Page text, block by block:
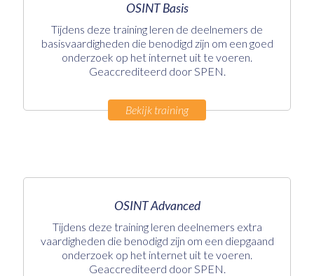
OSINT Basis
Tijdens deze training leren de deelnemers de
basisvaardigheden die benodigd zijn om een goed
onderzoek op het internet uit te voeren.
Geaccrediteerd door SPEN.
Bekijk training
OSINT Advanced
Tijdens deze training leren deelnemers extra
vaardigheden die benodigd zijn om een diepgaand
onderzoek op het internet uit te voeren.
Geaccrediteerd door SPEN.